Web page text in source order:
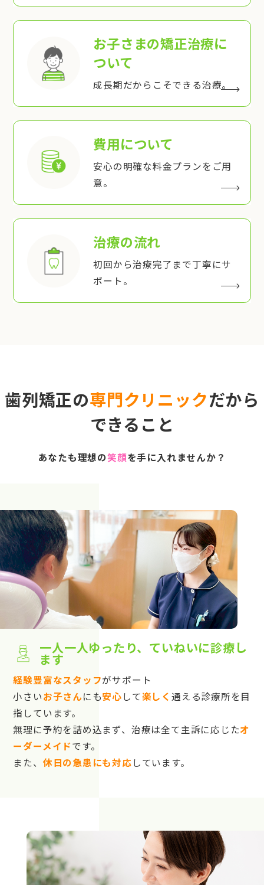
お子さまの矯正治療に
ついて
成長期だからこそできる治療。
費用について
安心の明確な料金プランをご用
意。
治療の流れ
初回から治療完了まで丁寧にサ
ポート。
歯列矯正の専門クリニックだから
できること
あなたも理想の笑顔を手に入れませんか？
一人一人ゆったり、ていねいに診療し
ます
経験豊富なスタッフがサポート
小さいお子さんにも安心して楽しく 通える診療所を目
指しています。
無理に予約を詰め込まず、治療は全て主訴に応じたオ
ーダーメイドです。
また、 休日の急患にも対応しています。